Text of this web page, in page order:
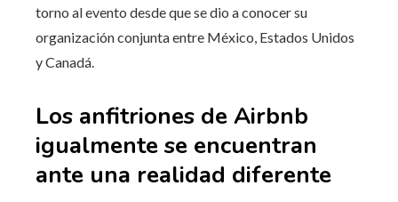
torno al evento desde que se dio a conocer su
organización conjunta entre México, Estados Unidos
y Canadá.
Los anfitriones de Airbnb
igualmente se encuentran
ante una realidad diferente